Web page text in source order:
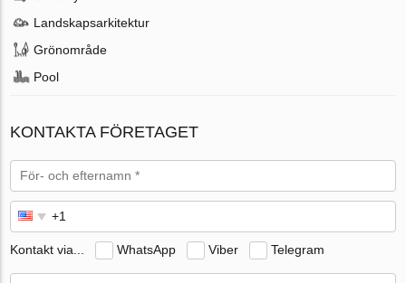
Landskapsarkitektur
Grönområde
Pool
KONTAKTA FÖRETAGET
Kontakt via... WhatsApp Viber Telegram